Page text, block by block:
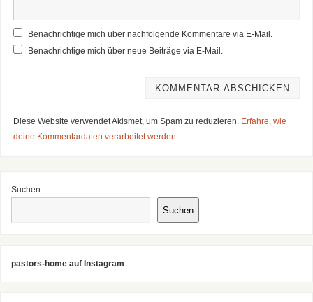
Benachrichtige mich über nachfolgende Kommentare via E-Mail.
Benachrichtige mich über neue Beiträge via E-Mail.
Diese Website verwendet Akismet, um Spam zu reduzieren.
Erfahre, wie
deine Kommentardaten verarbeitet werden.
Suchen
Suchen
pastors-home auf Instagram